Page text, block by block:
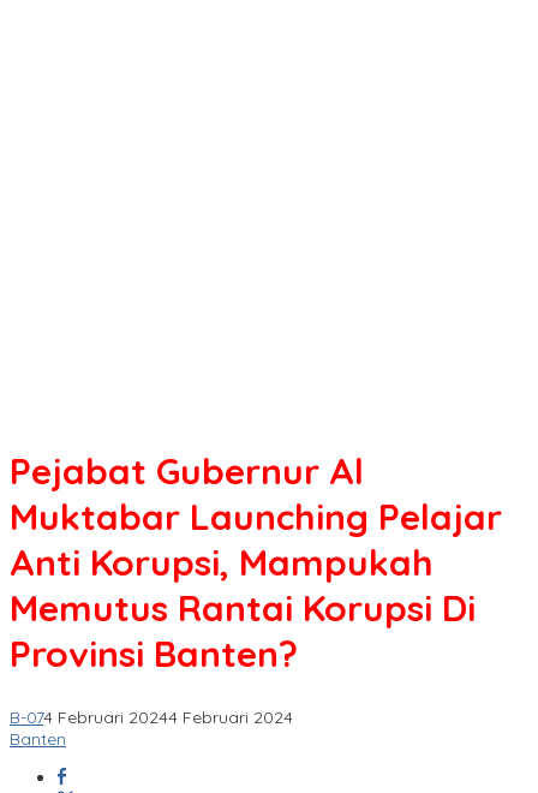
Pejabat Gubernur Al
Muktabar Launching Pelajar
Anti Korupsi, Mampukah
Memutus Rantai Korupsi Di
Provinsi Banten?
B-074 Februari 20244 Februari 2024
Banten